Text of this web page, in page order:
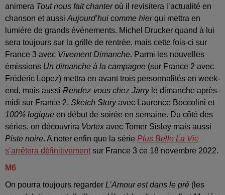
animera Tout nous fait chanteroù il revisitera l’actualité en
chanson et aussi Aujourd’hui comme hierqui mettra en
lumière de grands événements. Michel Drucker quand à lui
sera toujours sur la grille de rentrée, mais cette fois-ci sur
France 3 avec Vivement Dimanche. Parmi les nouvelles
émissions Un dimanche à la campagne (sur France 2 avec
Frédéric Lopez) mettra en avant trois personnalités en week-
end, mais aussi Rendez-vous chez Jarryle dimanche après-
midi sur France 2, Sketch Storyavec Laurence Boccolini et
100% logique en début de soirée en semaine. Du côté des
séries, on découvrira Vortex avec Tomer Sisley mais aussi
Piste noire. A noter enfin que la série Plus Belle La Vie
s’arrêtera définitivement sur France 3 ce 18 novembre 2022.
M6
On pourra toujours regarder L’Amour est dans le pré (les